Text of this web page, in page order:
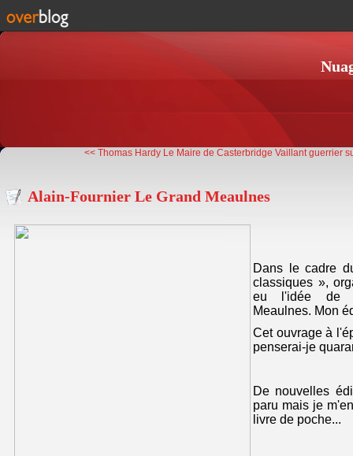
<< Thomas Hardy Le Maire de Casterbridge Vaillant guerrier
Alain-Fournier Le Grand Meaulnes
Dans le cadre
classiques »,
eu l'idée de
Meaulnes. Mon
Cet ouvrage à
penserai-je
De nouvelles
paru mais je
livre de poche...